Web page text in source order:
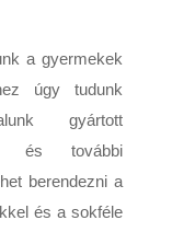
a gyermekek
úgy tudunk
gyártott
és további
berendezni a
és a sokféle